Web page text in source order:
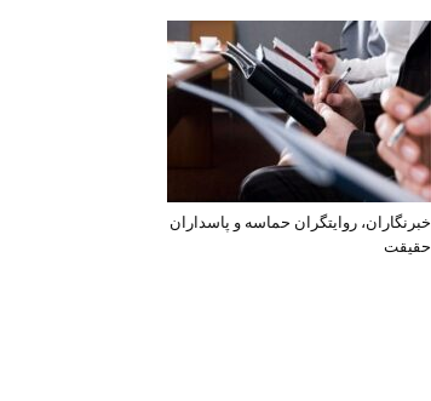
خبرنگاران، روایتگران حماسه و پاسداران
حقیقت